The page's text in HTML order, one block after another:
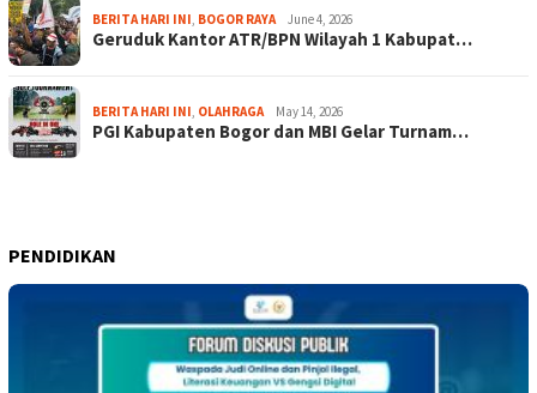
BERITA HARI INI BOGOR RAYA June 4, 2026
Geruduk Kantor ATR/BPN Wilayah 1 Kabupat…
BERITA HARI INI OLAHRAGA May 14, 2026
PGI Kabupaten Bogor dan MBI Gelar Turnam…
PENDIDIKAN